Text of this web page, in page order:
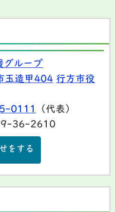
グループ
玉造甲404 行方市役
0111
（代表）
36-2610
をする